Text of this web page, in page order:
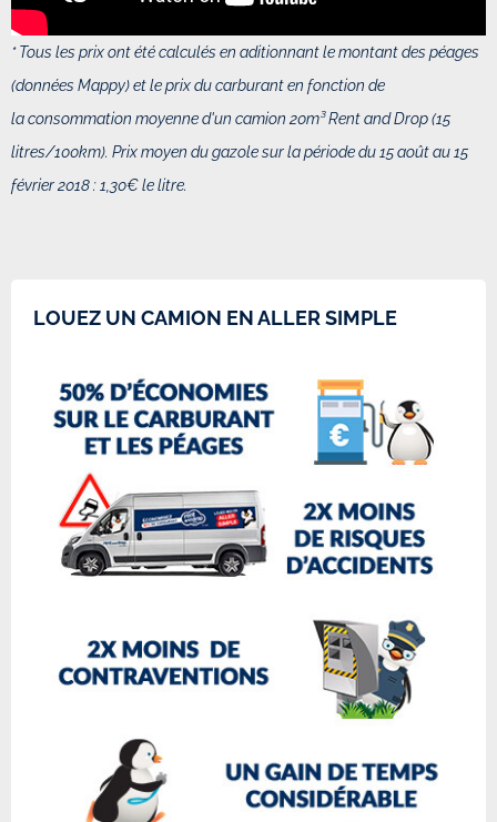
* Tous les prix ont été calculés en aditionnant le montant des péages
(données Mappy) et le prix du carburant en fonction de
laconsommation moyenne d'un camion 20m³ Rent and Drop (15
litres/100km). Prix moyen du gazole sur la période du 15 août au 15
février 2018 : 1,30€ le litre.
LOUEZ UN CAMION EN ALLER SIMPLE